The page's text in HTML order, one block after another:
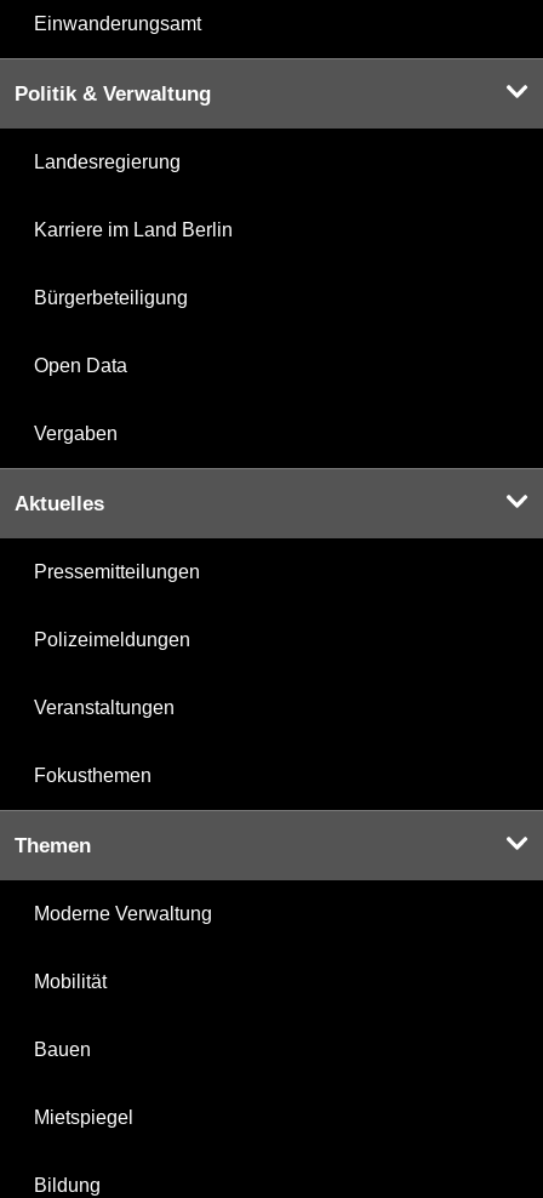
Einwanderungsamt
Politik & Verwaltung
Landesregierung
Karriere im Land Berlin
Bürgerbeteiligung
Open Data
Vergaben
Aktuelles
Pressemitteilungen
Polizeimeldungen
Veranstaltungen
Fokusthemen
Themen
Moderne Verwaltung
Mobilität
Bauen
Mietspiegel
Bildung